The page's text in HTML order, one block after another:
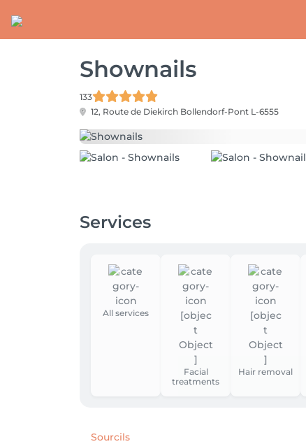
Shownails
133
12, Route de Diekirch Bollendorf-Pont L-6555
Services
All services
Facial
treatments
Hair removal
Sourcils